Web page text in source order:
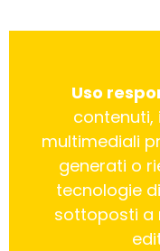
Uso
contenuti,
multimediali
generati o
tecnologie
sottoposti a